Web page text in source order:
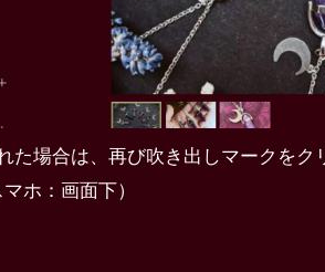
た場合は、再び吹き出しマークをク
ホ：画面下）